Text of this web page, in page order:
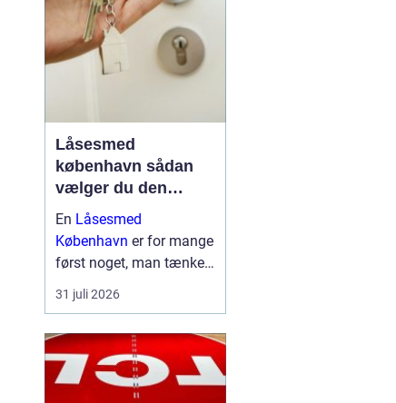
Låsesmed
københavn sådan
vælger du den
rigtige hjælp
En Låsesmed
København er for mange
først noget, man tænker
på, når uheldet er ude.
Nøglen ligger inde i bilen,
eller fjernbetjeningen
virker ikke. I en presset
situation kan det være
31 juli 2026